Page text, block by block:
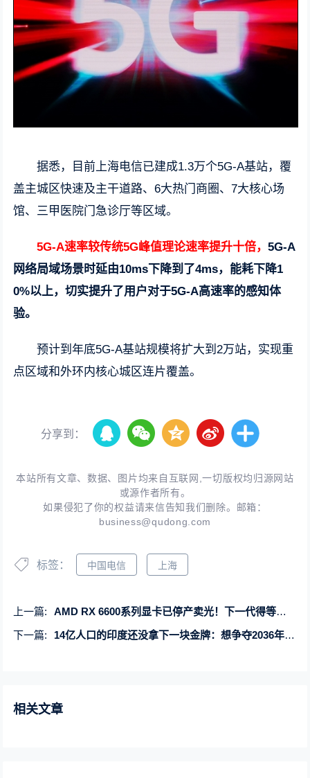
据悉，目前上海电信已建成1.3万个5G-A基站，覆
盖主城区快速及主干道路、6大热门商圈、7大核心场
馆、三甲医院门急诊厅等区域。
5G-A速率较传统5G峰值理论速率提升十倍，5G-A
网络局域场景时延由10ms下降到了4ms，能耗下降1
0%以上，切实提升了用户对于5G-A高速率的感知体
验。
预计到年底5G-A基站规模将扩大到2万站，实现重
点区域和外环内核心城区连片覆盖。
分享到：
本站所有文章、数据、图片均来自互联网,一切版权均归源网站
或源作者所有。
如果侵犯了你的权益请来信告知我们删除。邮箱：
business@qudong.com
标签： 中国电信 上海
上一篇:
AMD RX 6600系列显卡已停产卖光！下一代得等明年
下一篇:
14亿人口的印度还没拿下一块金牌：想争夺2036年奥运主办权
相关文章